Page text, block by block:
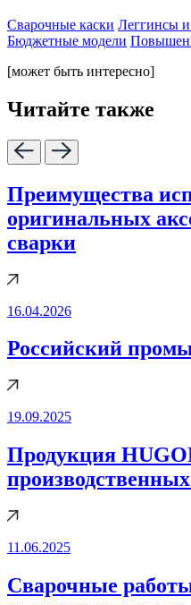
Сварочные каски Леггинсы
Бюджетные модели
[может быть интересно]
Читайте также
Преимущества
оригинальных
сварки
16.04.2026
Российский
19.09.2025
Продукция
11.06.2025
Cварочные